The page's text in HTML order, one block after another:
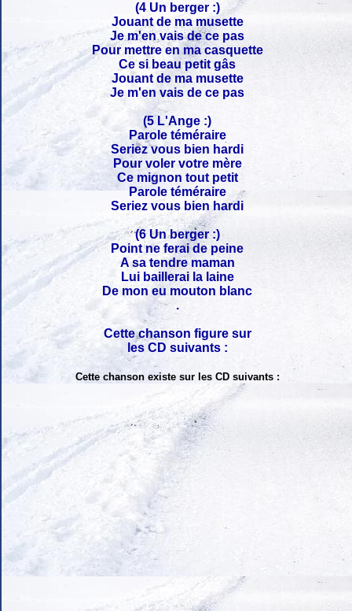
(4 Un berger :)
Jouant de ma musette
Je m'en vais de ce pas
Pour mettre en ma casquette
Ce si beau petit gâs
Jouant de ma musette
Je m'en vais de ce pas
(5 L'Ange :)
Parole téméraire
Seriez vous bien hardi
Pour voler votre mère
Ce mignon tout petit
Parole téméraire
Seriez vous bien hardi
(6 Un berger :)
Point ne ferai de peine
A sa tendre maman
Lui baillerai la laine
De mon eu mouton blanc
.
Cette chanson figure sur
les CD suivants :
Cette chanson existe sur les CD suivants :